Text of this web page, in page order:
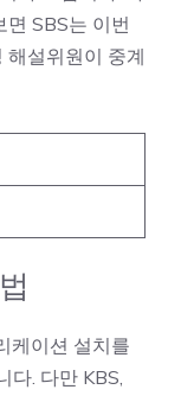
SBS는 이번
해설위원이 중계
케이션 설치를
다. 다만 KBS,